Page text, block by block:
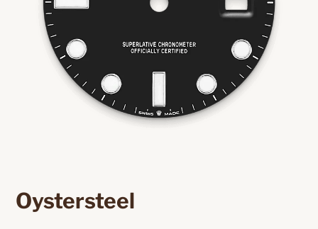
Oystersteel